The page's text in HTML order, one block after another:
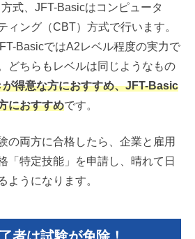
式、JFT-Basicはコンピュータ
ィング（CBT）方式で行います。
BasicではA2レベル程度の実力で
どちらもレベルは同じようなもの
得意な方におすすめ、JFT-Basic
におすすめです。
の両方に合格したら、企業と雇用
「特定技能」を申請し、晴れて日
ようになります。
者は試験が免除！